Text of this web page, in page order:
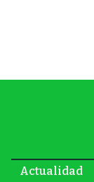
Actualidad